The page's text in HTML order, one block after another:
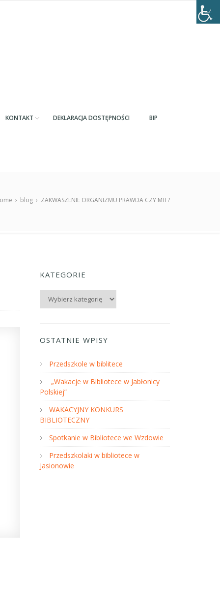
KONTAKT DEKLARACJA DOSTĘPNOŚCI BIP
› blog › ZAKWASZENIE ORGANIZMU PRAWDA CZY MIT?
KATEGORIE
Kategorie
OSTATNIE WPISY
Przedszkole w biblitece
„Wakacje w Bibliotece w Jabłonicy
Polskiej”
WAKACYJNY KONKURS
BIBLIOTECZNY
Spotkanie w Bibliotece we Wzdowie
Przedszkolaki w bibliotece w
Jasionowie